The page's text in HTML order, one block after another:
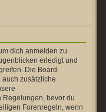
dich anmelden zu
erledigt und
Die Board-
zusätzliche
bevor du
Forenregeln, wenn